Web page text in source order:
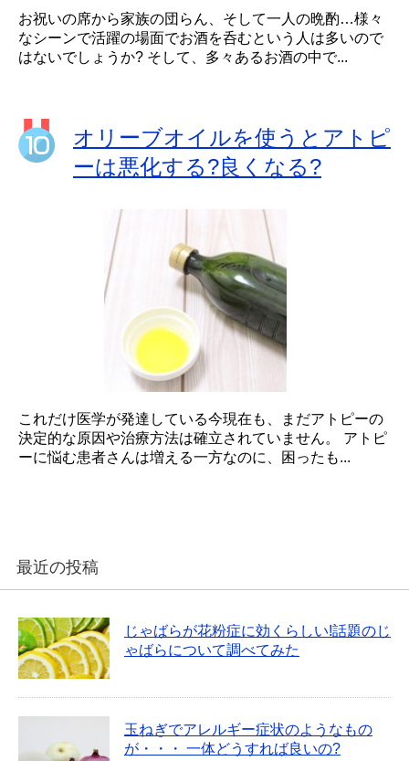
お祝いの席から家族の団らん、そして一人の晩酌…様々
なシーンで活躍の場面でお酒を呑むという人は多いので
はないでしょうか? そして、多々あるお酒の中で...
オリーブオイルを使うとアトピ
ーは悪化する?良くなる?
これだけ医学が発達している今現在も、まだアトピーの
決定的な原因や治療方法は確立されていません。 アトピ
ーに悩む患者さんは増える一方なのに、困ったも...
最近の投稿
じゃばらが花粉症に効くらしい!話題のじ
ゃばらについて調べてみた
玉ねぎでアレルギー症状のようなもの
が・・・ 一体どうすれば良いの?